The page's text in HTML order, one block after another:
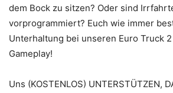
dem Bock zu sitzen? Oder sind
vorprogrammiert? Euch wie immer
Unterhaltung bei unseren Euro Truck
Gameplay!
Uns (KOSTENLOS) UNTERSTÜTZEN,